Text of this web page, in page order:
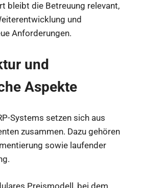
bleibt die Betreuung relevant,
und
Anforderungen.
und
Aspekte
Systems setzen sich aus
zusammen. Dazu gehören
sowie laufender
Preismodell, bei dem